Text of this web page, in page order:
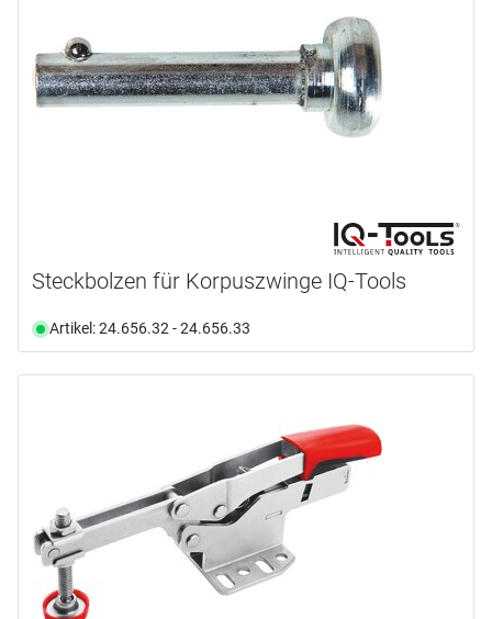
Steckbolzen für Korpuszwinge IQ-Tools
Artikel: 24.656.32 - 24.656.33